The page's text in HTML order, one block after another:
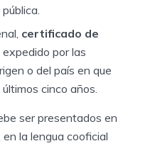
certificado de
expedido por las
o del país en que
cinco años.
ser presentados en
la lengua cooficial